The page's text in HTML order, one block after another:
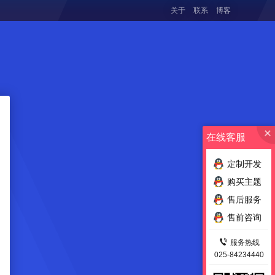
关于 联系 博客
在线客服
定制开发
购买主题
售后服务
售前咨询
服务热线
025-84234440